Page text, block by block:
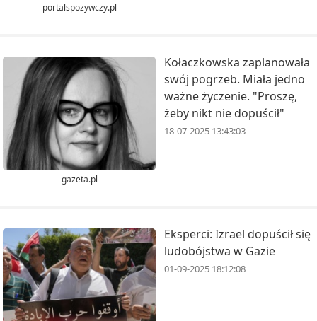
portalspozywczy.pl
gazeta.pl
Kołaczkowska zaplanowała
swój pogrzeb. Miała jedno
ważne życzenie. "Proszę,
żeby nikt nie dopuścił"
18-07-2025 13:43:03
Eksperci: Izrael dopuścił się
ludobójstwa w Gazie
01-09-2025 18:12:08